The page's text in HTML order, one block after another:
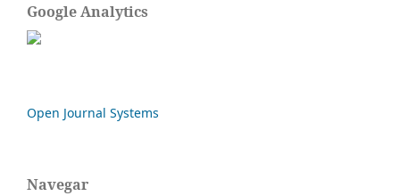
Google Analytics
Open Journal Systems
Navegar